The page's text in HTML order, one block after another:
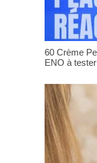
60 Crème
ENO à tester